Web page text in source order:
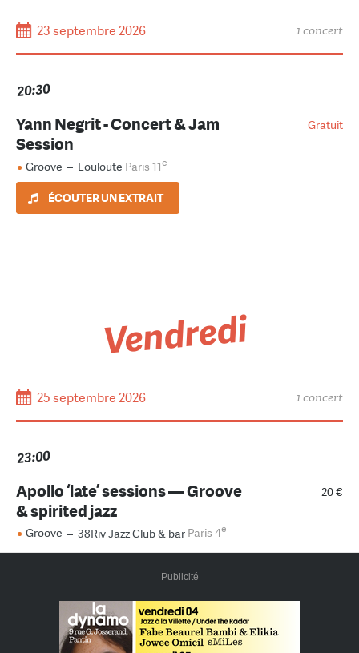
23 septembre 2026 1 concert
20:30
Gratuit
Yann Negrit - Concert & Jam
Session
Groove – Louloute Paris 11e
ÉCOUTER UN EXTRAIT
Vendredi
25 septembre 2026 1 concert
23:00
20 €
Apollo ‘late’ sessions — Groove
& spirited jazz
Groove – 38Riv Jazz Club & bar Paris 4e
Publicité